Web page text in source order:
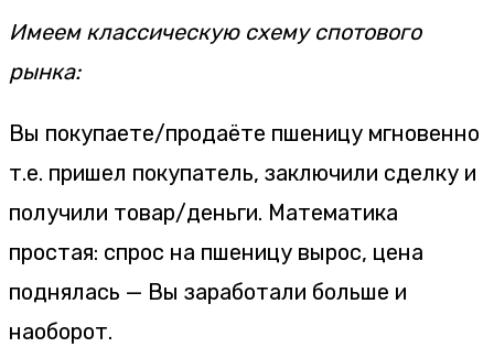
Имеем классическую схему спотового
рынка:
Вы покупаете/продаёте пшеницу мгновенно
т.е. пришел покупатель, заключили сделку и
получили товар/деньги. Математика
простая: спрос на пшеницу вырос, цена
поднялась — Вы заработали больше и
наоборот.